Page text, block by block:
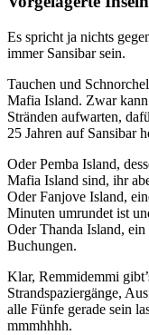
Es spricht ja nichts
immer Sansibar sein.
Tauchen und
Mafia Island. Zwar
Stränden aufwarten,
25 Jahren auf Sansibar
Oder Pemba Island,
Mafia Island sind, ihr
Oder Fanjove Island,
Minuten umrundet ist
Oder Thanda Island,
Buchungen.
Klar, Remmidemmi
Strandspaziergänge,
alle Fünfe gerade sein
mmmhhhh.